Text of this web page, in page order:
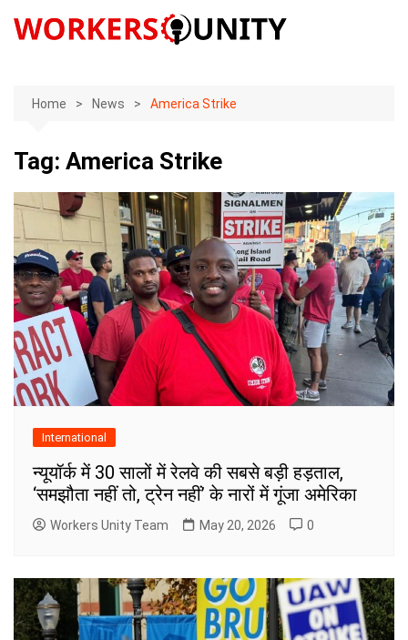
Home News America Strike
Tag: America Strike
International
न्यूयॉर्क में 30 सालों में रेलवे की सबसे बड़ी हड़ताल,
‘समझौता नहीं तो, ट्रेन नहीं’ के नारों में गूंजा अमेरिका
Workers Unity Team May 20, 2026 0